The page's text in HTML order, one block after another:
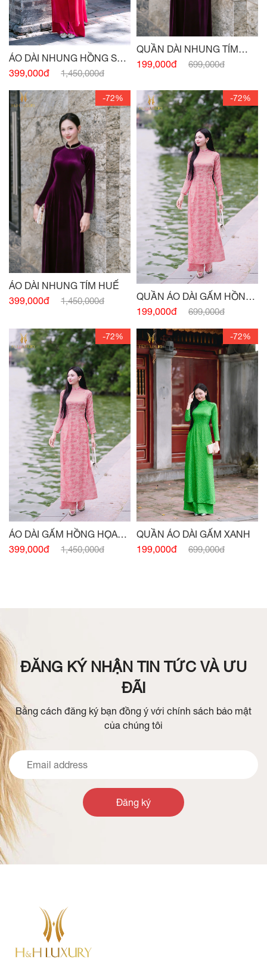
ÁO DÀI NHUNG HỒNG SEN
ĐẬM
399,000đ 1,450,000đ
QUẦN DÀI NHUNG TÍM
HUẾ
199,000đ 699,000đ
-72%
ÁO DÀI NHUNG TÍM HUẾ
399,000đ
1,450,000đ
-72%
QUẦN ÁO DÀI GẤM HỒNG
HỌA TIẾT
199,000đ 699,000đ
-72%
ÁO DÀI GẤM HỒNG HỌA
TIẾT
399,000đ 1,450,000đ
-72%
QUẦN ÁO DÀI GẤM XANH
199,000đ
699,000đ
ĐĂNG KÝ NHẬN TIN TỨC VÀ ƯU
ĐÃI
Bằng cách đăng ký bạn đồng ý với chính sách bảo mật
của chúng tôi
Đăng ký